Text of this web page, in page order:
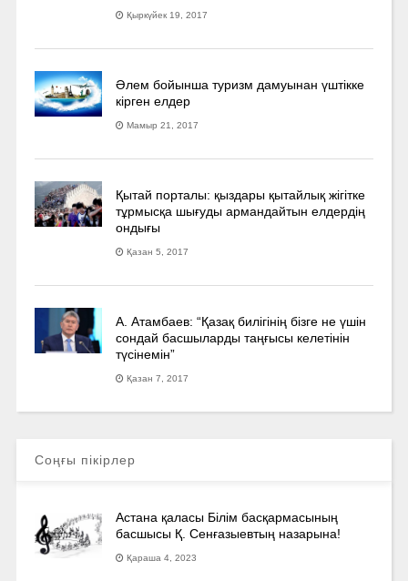
Қыркүйек 19, 2017
Әлем бойынша туризм дамуынан үштікке
кірген елдер
Мамыр 21, 2017
Қытай порталы: қыздары қытайлық жігітке
тұрмысқа шығуды армандайтын елдердің
ондығы
Қазан 5, 2017
А. Атамбаев: “Қазақ билігінің бізге не үшін
сондай басшыларды таңғысы келетінін
түсінемін”
Қазан 7, 2017
Соңғы пікірлер
Астана қаласы Білім басқармасының
басшысы Қ. Сенғазыевтың назарына!
Қараша 4, 2023